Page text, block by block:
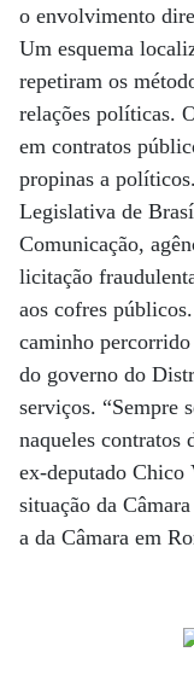
o envolvimento
Um esquema
repetiram os
relações políticas.
em contratos
propinas a
Legislativa de
Comunicação,
licitação
aos cofres
caminho
do governo do
serviços. “Sempre
naqueles contratos
ex-deputado Chico
situação da
a da Câmara em